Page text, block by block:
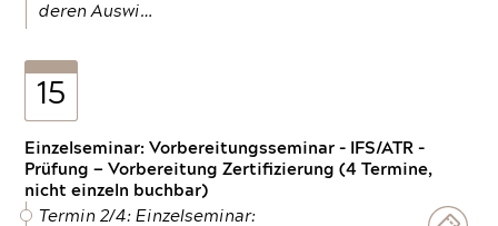
deren Auswi…
15
Einzelseminar: Vorbereitungsseminar - IFS/ATR -
Prüfung — Vorbereitung Zertifizierung (4 Termine,
nicht einzeln buchbar)
Termin 2/4: Einzelseminar: